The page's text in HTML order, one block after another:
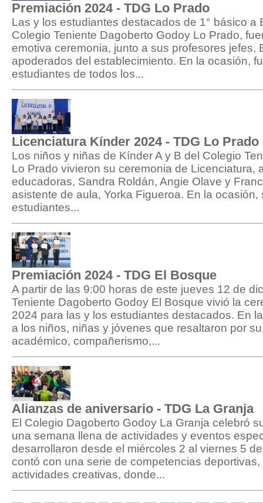
Premiación 2024 - TDG Lo Prado
Las y los estudiantes destacados de 1° básico a
Colegio Teniente Dagoberto Godoy Lo Prado,
emotiva ceremonia, junto a sus profesores jefes,
apoderados del establecimiento. En la ocasión,
estudiantes de todos los...
Licenciatura Kínder 2024 - TDG Lo Prado
Los niños y niñas de Kínder A y B del Colegio
Lo Prado vivieron su ceremonia de Licenciatura,
educadoras, Sandra Roldán, Angie Olave y
asistente de aula, Yorka Figueroa. En la
estudiantes...
Premiación 2024 - TDG El Bosque
A partir de las 9:00 horas de este jueves 12 de
Teniente Dagoberto Godoy El Bosque vivió la
2024 para las y los estudiantes destacados. En
a los niños, niñas y jóvenes que resaltaron por
académico, compañerismo,...
Alianzas de aniversario - TDG La Granja
El Colegio Dagoberto Godoy La Granja celebró
una semana llena de actividades y eventos
desarrollaron desde el miércoles 2 al viernes 5
contó con una serie de competencias
actividades creativas, donde...